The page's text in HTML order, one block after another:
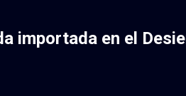
importada en el